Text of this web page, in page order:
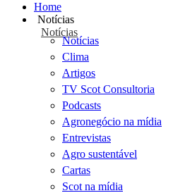
Home
Notícias
Notícias
Notícias
Clima
Artigos
TV Scot Consultoria
Podcasts
Agronegócio na mídia
Entrevistas
Agro sustentável
Cartas
Scot na mídia